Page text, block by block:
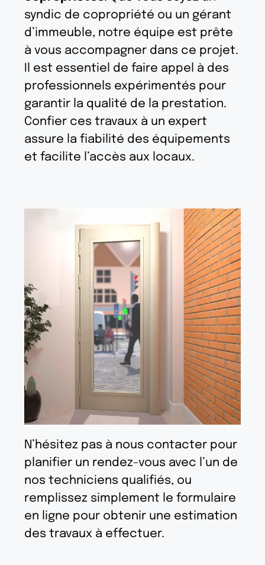
syndic de copropriété ou un gérant
d’immeuble, notre équipe est prête
à vous accompagner dans ce projet.
Il est essentiel de faire appel à des
professionnels expérimentés pour
garantir la qualité de la prestation.
Confier ces travaux à un expert
assure la fiabilité des équipements
et facilite l’accès aux locaux.
N’hésitez pas à nous contacter pour
planifier un rendez-vous avec l’un de
nos techniciens qualifiés, ou
remplissez simplement le formulaire
en ligne pour obtenir une estimation
des travaux à effectuer.